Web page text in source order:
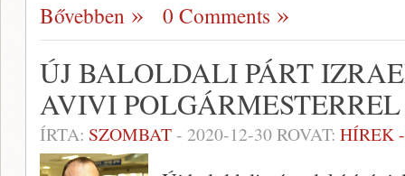
Bővebben 0 Comments
ÚJ BALOLDALI PÁRT
AVIVI
ÍRTA: SZOMBAT- 2020-12-30ROVAT: HÍREK